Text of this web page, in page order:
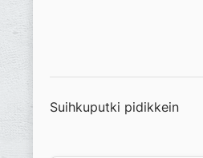
Suihkuputki pidikkein